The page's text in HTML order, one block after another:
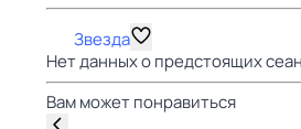
Звезда
Нет данных о предстоящих
Вам может понравиться